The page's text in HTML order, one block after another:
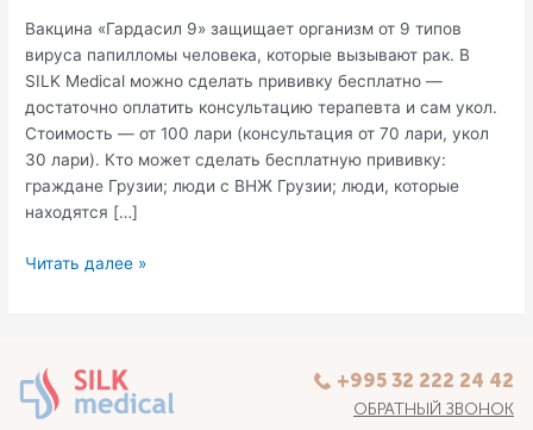
Вакцина «Гардасил 9» защищает организм от 9 типов
вируса папилломы человека, которые вызывают рак. В
SILK Medical можно сделать прививку бесплатно —
достаточно оплатить консультацию терапевта и сам укол.
Стоимость — от 100 лари (консультация от 70 лари, укол
30 лари). Кто может сделать бесплатную прививку:
граждане Грузии; люди с ВНЖ Грузии; люди, которые
находятся […]
Читать далее »
+995 32 222 24 42
ОБРАТНЫЙ ЗВОНОК